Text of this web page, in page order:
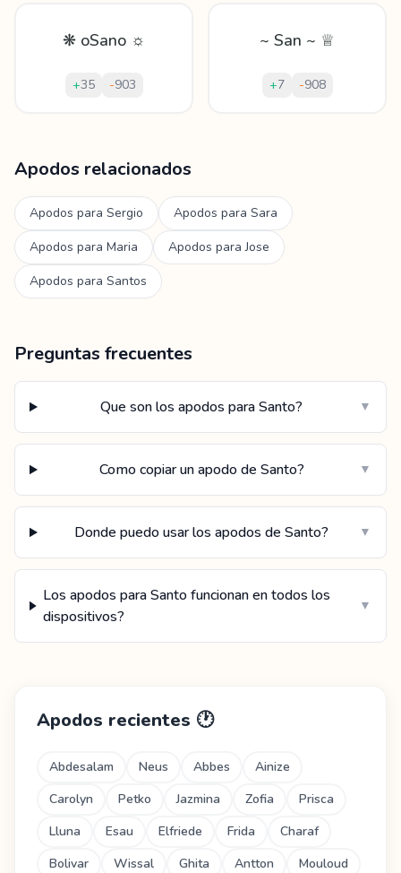
❋ oSano ☼
+35 -903
~ San ~ ♕
+7 -908
Apodos relacionados
Apodos para Sergio Apodos para Sara
Apodos para Maria Apodos paraJose
Apodos para Santos
Preguntas frecuentes
Que son los apodos para Santo? ▼
Como copiar un apodo de Santo? ▼
Donde puedo usar los apodos de Santo? ▼
Los apodos para Santo funcionan en todos los
dispositivos?
▼
Apodos recientes 🕐
Abdesalam Neus Abbes
Ainize
Carolyn
Petko Jazmina Zofia
Prisca
Lluna
Esau Elfriede Frida
Charaf
Bolivar
Wissal Ghita Antton
Mouloud